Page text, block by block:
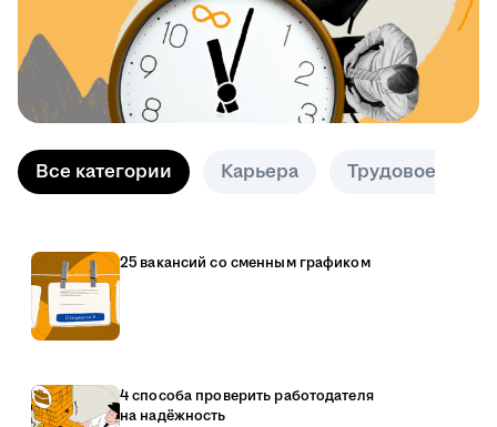
Все категории Карьера Трудовое право
25 вакансий со сменным графиком
4 способа проверить работодателя
на надёжность